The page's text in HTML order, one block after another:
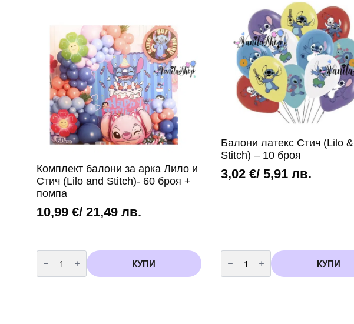
Комплект балони за арка Лило и
Стич (Lilo and Stitch)- 60 броя +
помпа
10,99 €/ 21,49 лв.
количество
за
Комплект
балони
КУПИ
Балони латекс Стич (Lilo &
Stitch) – 10 броя
3,02€/ 5,91 лв.
количество
за
Балони
латекс
КУПИ